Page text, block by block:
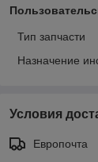
Тип запчасти
Назначение
Условия
Европочта